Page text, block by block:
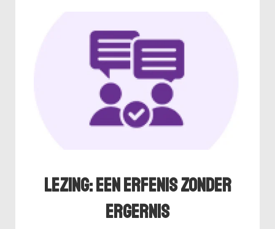
Lezing: Een erfenis zonder
ergernis